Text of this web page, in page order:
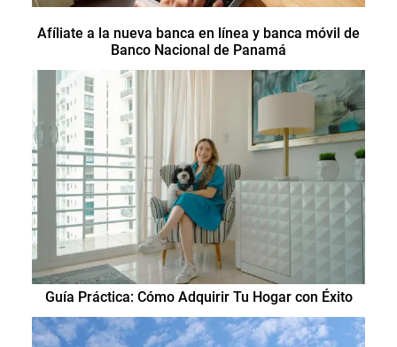
Afíliate a la nueva banca en línea y banca móvil de
Banco Nacional de Panamá
Guía Práctica: Cómo Adquirir Tu Hogar con Éxito